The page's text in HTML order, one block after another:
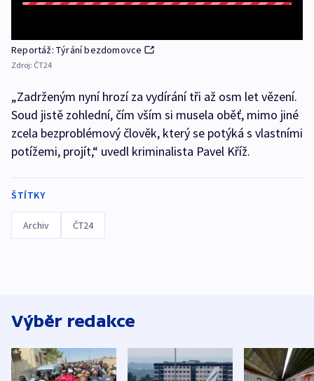
Reportáž: Týrání bezdomovce
Zdroj: ČT24
„Zadrženým nyní hrozí za vydírání tři až osm let vězení.
Soud jistě zohlední, čím vším si musela oběť, mimo jiné
zcela bezproblémový člověk, který se potýká s vlastními
potížemi, projít,“ uvedl kriminalista Pavel Kříž.
ŠTÍTKY
Archiv ČT24
Výběr redakce